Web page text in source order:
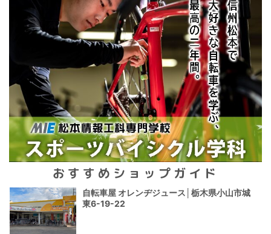
おすすめショップガイド
自転車屋 オレンヂジュース│栃木県小山市城
東6-19-22